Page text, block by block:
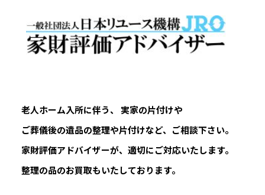
老人ホーム入所に伴う、 実家の片付けや
ご葬儀後の遺品の整理や片付けなど、ご相談下さい。
家財評価アドバイザーが、適切にご対応いたします。
整理の品のお買取もいたしております。